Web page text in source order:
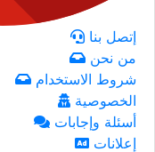
إتصل بنا
من نحن
شروط الاستخدام
الخصوصية
أسئلة وإجابات
إعلانات